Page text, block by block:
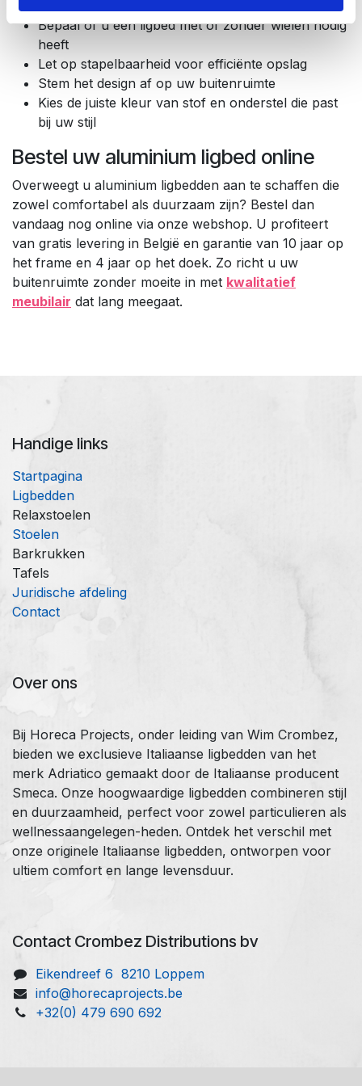
Bepaal of u een ligbed met of zonder wielen nodig
heeft
Let op stapelbaarheid voor efficiënte opslag
Stem het design af op uw buitenruimte
Kies de juiste kleur van stof en onderstel die past
bij uw stijl
Bestel uw aluminium ligbed online
Overweegt u aluminium ligbedden aan te schaffen die
zowel comfortabel als duurzaam zijn? Bestel dan
vandaag nog online via onze webshop. U profiteert
van gratis levering in België en garantie van 10 jaar op
het frame en 4 jaar op het doek. Zo richt u uw
buitenruimte zonder moeite in met kwalitatief
meubilair dat lang meegaat.
Handige links
Startpagina
Ligbedden
Relaxstoelen
Stoelen
Barkrukken
Tafels
Juridische afdeling
Contact
Over ons
Bij Horeca Projects, onder leiding van Wim Crombez,
bieden we exclusieve Italiaanse ligbedden van het
merk Adriatico gemaakt door de Italiaanse producent
Smeca. Onze hoogwaardige ligbedden combineren stijl
en duurzaamheid, perfect voor zowel particulieren als
wellnessaangelegen-heden. Ontdek het verschil met
onze originele Italiaanse ligbedden, ontworpen voor
ultiem comfort en lange levensduur.
Contact Crombez Distributions bv
Eikendreef 6 8210 Loppem
info@horecaprojects.be
+32(0) 479 690 692